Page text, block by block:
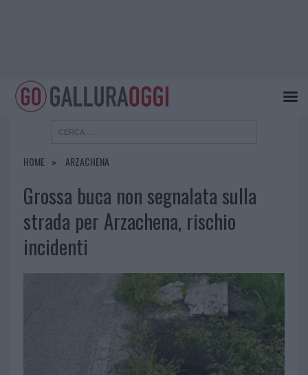
HOME ARZACHENA
Grossa buca non segnalata sulla
strada per Arzachena, rischio
incidenti